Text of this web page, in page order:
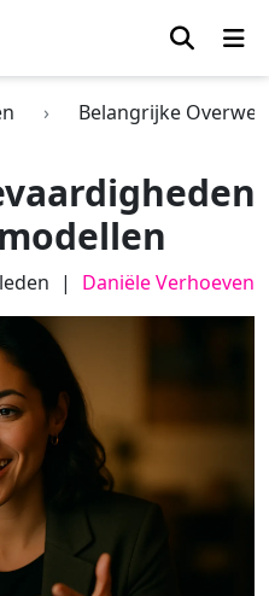
Belangrijke
Daniële Verhoeven